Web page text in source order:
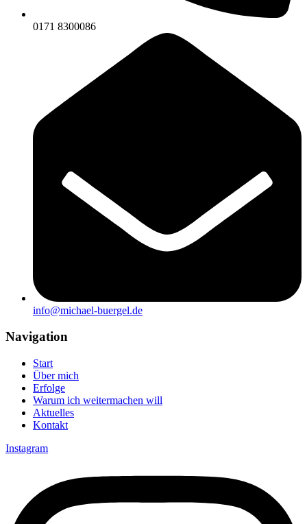
0171 8300086
info@michael-buergel.de
Navigation
Start
Über mich
Erfolge
Warum ich weitermachen will
Aktuelles
Kontakt
Instagram